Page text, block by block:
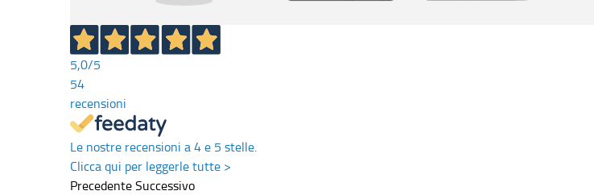
5,0/5
54
recensioni
Le nostre recensioni a 4 e 5 stelle.
Clicca qui per leggerle tutte >
PrecedenteSuccessivo